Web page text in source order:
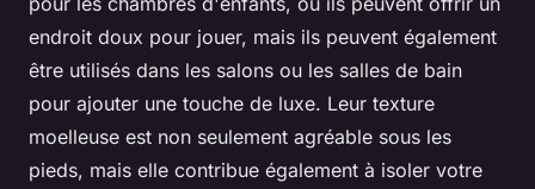
endroit doux pour jouer, mais ils peuvent également
être utilisés dans les salons ou les salles de bain
pour ajouter une touche de luxe. Leur texture
moelleuse est non seulement agréable sous les
pieds, mais elle contribue également à isoler votre